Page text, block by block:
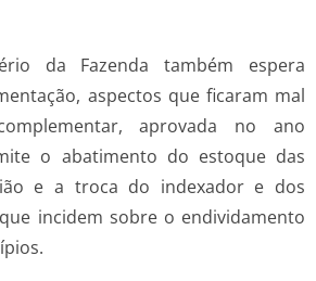
da Fazenda também espera
aspectos que ficaram mal
aprovada no ano
o abatimento do estoque das
e a troca do indexador e dos
incidem sobre o endividamento